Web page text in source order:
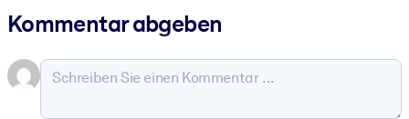
Kommentar abgeben